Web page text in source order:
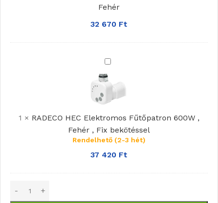
Fehér
Fehér
32 670 Ft
RADECO
HEC
Elektromos
Fűtőpatron
,
Fehér
Fix
1 × RADECO HEC Elektromos Fűtőpatron 600W ,
Fehér , Fix bekötéssel
Rendelhető (2-3 hét)
37 420 Ft